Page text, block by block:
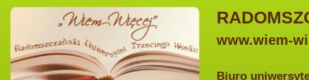
www.wiem-
Biuro